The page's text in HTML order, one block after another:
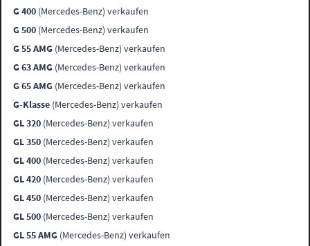
G 400 (Mercedes-Benz) verkaufen
G 500 (Mercedes-Benz) verkaufen
G 55 AMG (Mercedes-Benz) verkaufen
G 63 AMG (Mercedes-Benz) verkaufen
G 65 AMG (Mercedes-Benz) verkaufen
G-Klasse (Mercedes-Benz) verkaufen
GL 320 (Mercedes-Benz) verkaufen
GL 350 (Mercedes-Benz) verkaufen
GL 400 (Mercedes-Benz) verkaufen
GL 420 (Mercedes-Benz) verkaufen
GL 450 (Mercedes-Benz) verkaufen
GL 500 (Mercedes-Benz) verkaufen
GL 55 AMG (Mercedes-Benz) verkaufen